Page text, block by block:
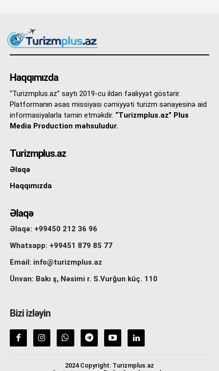
Haqqımızda
“Turizmplus.az” saytı 2019-cu ildən fəaliyyət göstərir.
Platformanın əsas missiyası cəmiyyəti turizm sənayesinə aid
informasiyalarla təmin etməkdir. “Turizmplus.az” Plus
Media Production məhsuludur.
Turizmplus.az
Əlaqə
Haqqımızda
Əlaqə
Əlaqə: +99450 212 36 96
Whatsapp: +99451 879 85 77
Email: info@turizmplus.az
Ünvan: Bakı ş, Nəsimi r. S.Vurğun küç. 110
Bizi izləyin
2024 Copyright: Turizmplus.az